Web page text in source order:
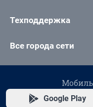
Техподдержка
Все города сети
Google Play